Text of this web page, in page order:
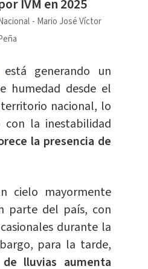
IVM en 2025
Mario José Víctor
está generando un
humedad desde el
nacional, lo
con la inestabilidad
la presencia de
cielo mayormente
parte del país, con
durante la
para la tarde,
lluvias aumenta